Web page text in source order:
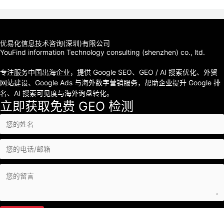
优易化信息技术咨询(深圳)有限公司
YouFind information Technology consulting (shenzhen) co., ltd.
专注服务中国出海企业，提供 Google SEO、GEO / AI 搜索优化、外贸
网站建设、Google Ads 与海外数字营销服务，帮助企业提升 Google 排
名、AI 搜索可见度与海外询盘转化。
立即获取免费 GEO 检测